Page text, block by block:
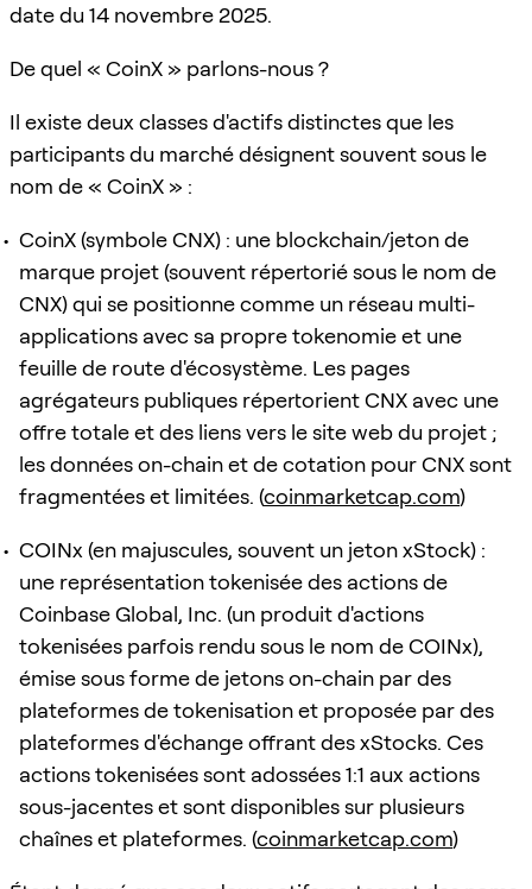
date du 14 novembre 2025.
De quel « CoinX » parlons-nous ?
Il existe deux classes d'actifs distinctes que les
participants du marché désignent souvent sous le
nom de « CoinX » :
CoinX (symbole CNX) : une blockchain/jeton de
marque projet (souvent répertorié sous le nom de
CNX) qui se positionne comme un réseau multi-
applications avec sa propre tokenomie et une
feuille de route d'écosystème. Les pages
agrégateurs publiques répertorient CNX avec une
offre totale et des liens vers le site web du projet ;
les données on-chain et de cotation pour CNX sont
fragmentées et limitées. (coinmarketcap.com)
COINx (en majuscules, souvent un jeton xStock) :
une représentation tokenisée des actions de
Coinbase Global, Inc. (un produit d'actions
tokenisées parfois rendu sous le nom de COINx),
émise sous forme de jetons on-chain par des
plateformes de tokenisation et proposée par des
plateformes d'échange offrant des xStocks. Ces
actions tokenisées sont adossées 1:1 aux actions
sous-jacentes et sont disponibles sur plusieurs
chaînes et plateformes. (coinmarketcap.com)